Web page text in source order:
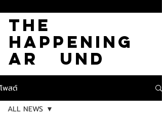
The
Happening
Ar und
โพสต์
ALL NEWS